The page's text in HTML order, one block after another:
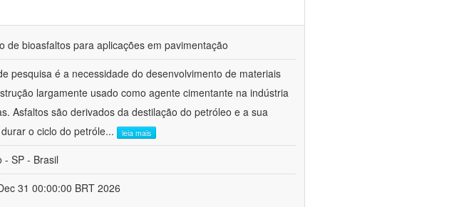
de bioasfaltos para aplicações em pavimentação
pesquisa é a necessidade do desenvolvimento de materiais
largamente usado como agente cimentante na indústria
Asfaltos são derivados da destilação do petróleo e a sua
o ciclo do petróle... leia mais
- SP - Brasil
31 00:00:00 BRT 2026